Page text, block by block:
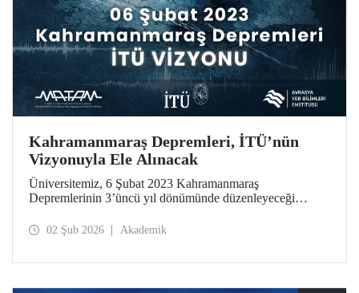
Kahramanmaraş Depremleri, İTÜ’nün
Vizyonuyla Ele Alınacak
Üniversitemiz, 6 Şubat 2023 Kahramanmaraş
Depremlerinin 3’üncü yıl dönümünde düzenleyeceği
Yer Bilimleri Enstitüsünde 6 Şubat günü kamuoyuyla
afet tehlikelerine uzanan geniş bir yelpazede ele alınacak.
02 Şub 2026 Akademik